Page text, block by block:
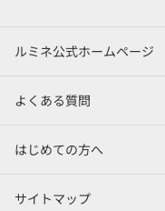
ルミネ公式ホームページ
よくある質問
はじめての方へ
サイトマップ